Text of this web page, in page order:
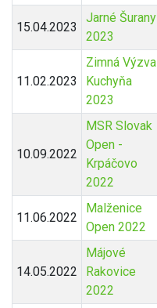
15.04.2023
Jarné Šurany
2023
11.02.2023
Zimná Výzva
Kuchyňa
2023
10.09.2022
MSR Slovak
Open -
Krpáčovo
2022
11.06.2022
Malženice
Open 2022
14.05.2022
Májové
Rakovice
2022